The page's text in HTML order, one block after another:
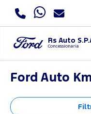
Rs Auto
Concessionaria
Ford Auto